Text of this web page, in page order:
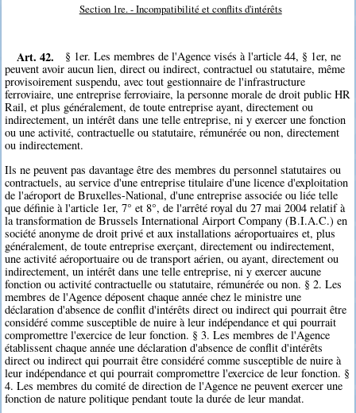
Section 1re. - Incompatibilité et conflits d'intérêts
Art. 42.
§ 1er. Les membres de l'Agence visés à l'article 44, § 1er, ne
peuvent avoir aucun lien, direct ou indirect, contractuel ou statutaire, même
provisoirement suspendu, avec tout gestionnaire de l'infrastructure
ferroviaire, une entreprise ferroviaire, la personne morale de droit public HR
Rail, et plus généralement, de toute entreprise ayant, directement ou
indirectement, un intérêt dans une telle entreprise, ni y exercer une fonction
ou une activité, contractuelle ou statutaire, rémunérée ou non, directement
ou indirectement.
Ils ne peuvent pas davantage être des membres du personnel statutaires ou
contractuels, au service d'une entreprise titulaire d'une licence d'exploitation
de l'aéroport de Bruxelles-National, d'une entreprise associée ou liée telle
que définie à l'article 1er, 7° et 8°, de l'arrêté royal du 27 mai 2004 relatif à
la transformation de Brussels International Airport Company (B.I.A.C.) en
société anonyme de droit privé et aux installations aéroportuaires et, plus
généralement, de toute entreprise exerçant, directement ou indirectement,
une activité aéroportuaire ou de transport aérien, ou ayant, directement ou
indirectement, un intérêt dans une telle entreprise, ni y exercer aucune
fonction ou activité contractuelle ou statutaire, rémunérée ou non. § 2. Les
membres de l'Agence déposent chaque année chez le ministre une
déclaration d'absence de conflit d'intérêts direct ou indirect qui pourrait être
considéré comme susceptible de nuire à leur indépendance et qui pourrait
compromettre l'exercice de leur fonction. § 3. Les membres de l'Agence
établissent chaque année une déclaration d'absence de conflit d'intérêts
direct ou indirect qui pourrait être considéré comme susceptible de nuire à
leur indépendance et qui pourrait compromettre l'exercice de leur fonction. §
4. Les membres du comité de direction de l'Agence ne peuvent exercer une
fonction de nature politique pendant toute la durée de leur mandat.